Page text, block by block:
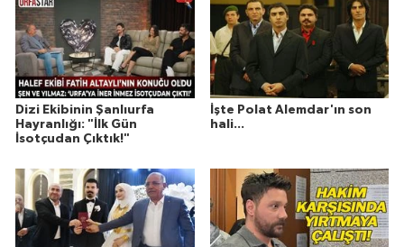
Dizi Ekibinin Şanlıurfa
Hayranlığı: "İlk Gün
İsotçudan Çıktık!"
İşte Polat Alemdar'ın son
hali...